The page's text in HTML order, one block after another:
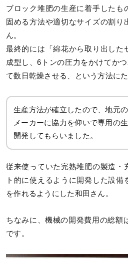
ブロック堆肥の生産に着手したも
固める方法や適切なサイズの割り
ん。
最終的には「綿花から取り出した
成型し、6トンの圧力をかけてか
て数日乾燥させる、という方法に
生産方法が確立したので、地元
メーカーに協力を仰いで専用の
開発してもらいました。
従来使っていた完熟堆肥の製造・
ト的に使えるように開発した設
を作れるようにした和田さん。
ちなみに、機械の開発費用の総額
です。